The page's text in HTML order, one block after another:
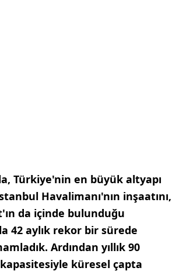
Türkiye'nin en büyük altyapı
Havalimanı'nın inşaatını,
da içinde bulunduğu
42 aylık rekor bir sürede
Ardından yıllık 90
küresel çapta